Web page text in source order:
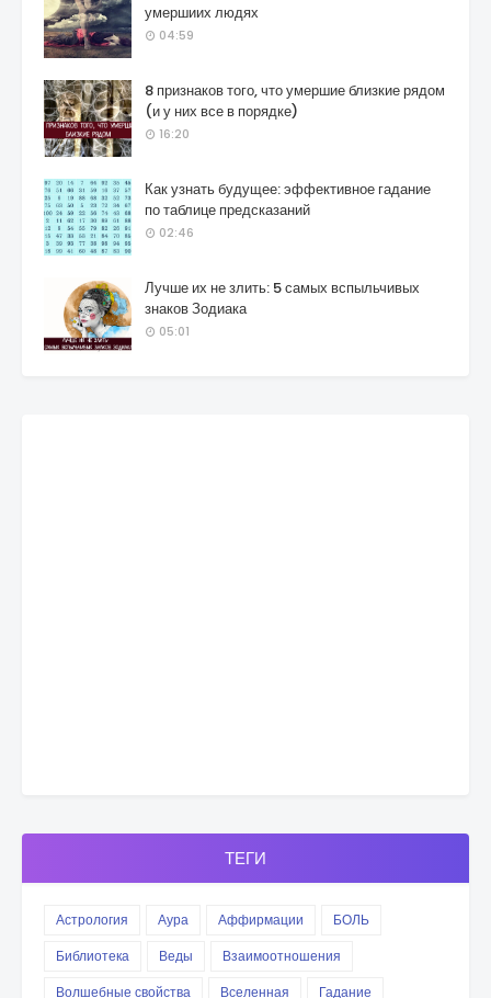
умершиих людях
04:59
8 признаков того, что умершие близкие рядом
(и у них все в порядке)
16:20
Как узнать будущее: эффективное гадание
по таблице предсказаний
02:46
Лучше их не злить: 5 самых вспыльчивых
знаков Зодиака
05:01
ТЕГИ
Астрология Аура Аффирмации
БОЛЬ
Библиотека
Веды
Взаимоотношения
Волшебные свойства
Вселенная
Гадание